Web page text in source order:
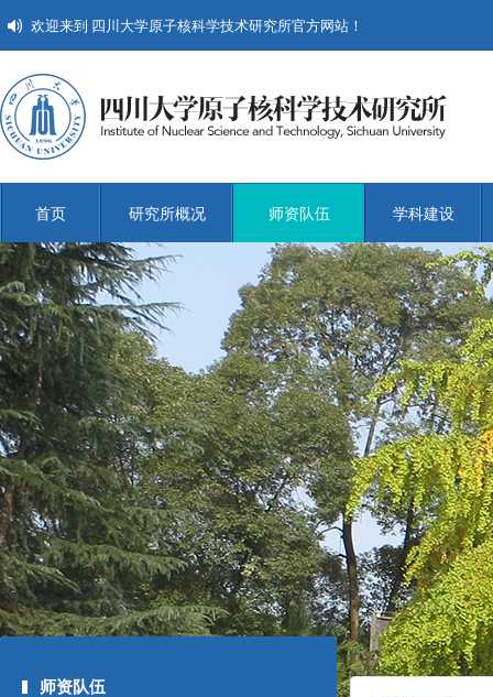
欢迎来到 四川大学原子核科学技术研究所官方网站！
首页 研究所概况 师资队伍 学科建设
师资队伍